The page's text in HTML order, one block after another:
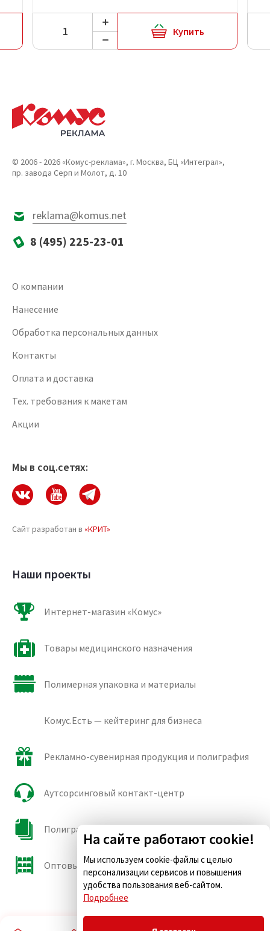
Купить
© 2006 - 2026 «Комус-реклама», г. Москва, БЦ «Интеграл»,
пр. завода Серп и Молот, д. 10
reklama@komus.net
8 (495) 225-23-01
О компании
Нанесение
Обработка персональных данных
Контакты
Оплата и доставка
Тех. требования к макетам
Акции
Мы в соц.сетях:
Сайт разработан в «КРИТ»
Наши проекты
Интернет-магазин «Комус»
Товары медицинского назначения
Полимерная упаковка и материалы
Комус.Есть — кейтеринг для бизнеса
Рекламно-сувенирная продукция и полиграфия
Аутсорсинговый контакт-центр
Полиграфические сорта бумаги и картона
Оптовые продажи
На сайте работают cookie!
Мы используем cookie-файлы с целью
персонализации сервисов и повышения
удобства пользования веб-сайтом.
Подробнее